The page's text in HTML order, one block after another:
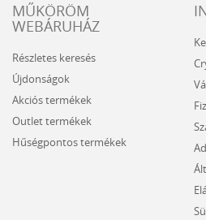
MŰKÖRÖM
WEBÁRUHÁZ
Részletes keresés
Újdonságok
Akciós termékek
Outlet termékek
Hűségpontos termékek